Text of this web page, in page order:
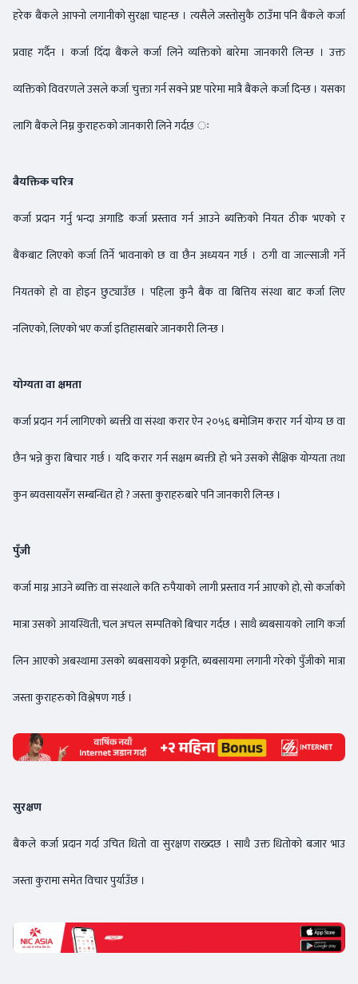
हरेक बैंकले आफ्नो लगानीको सुरक्षा चाहन्छ । त्यसैले जस्तोसुकै ठाउँमा पनि बैंकले कर्जा
प्रवाह गर्दैन । कर्जा दिँदा बैंकले कर्जा लिने व्यक्तिको बारेमा जानकारी लिन्छ । उक्त
व्यक्तिको विवरणले उसले कर्जा चुक्ता गर्न सक्ने प्रष्ट पारेमा मात्रै बैंकले कर्जा दिन्छ । यसका
लागि बैंकले निम्न कुराहरुको जानकारी लिने गर्दछ ः
बैयक्तिक चरित्र
कर्जा प्रदान गर्नु भन्दा अगाडि कर्जा प्रस्ताव गर्न आउने ब्यक्तिको नियत ठीक भएको र
बैंकबाट लिएको कर्जा तिर्ने भावनाको छ वा छैन अध्ययन गर्छ । ठगी वा जाल्साजी गर्ने
नियतको हो वा होइन छुट्याउँछ । पहिला कुनै बैंक वा बित्तिय संस्था बाट कर्जा लिए
नलिएको, लिएको भए कर्जा इतिहासबारे जानकारी लिन्छ ।
योग्यता वा क्षमता
कर्जा प्रदान गर्न लागिएको ब्यक्ती वा संस्था करार ऐन २०५६ बमोजिम करार गर्न योग्य छ वा
छैन भन्ने कुरा बिचार गर्छ । यदि करार गर्न सक्षम ब्यक्ती हो भने उसको सैक्षिक योग्यता तथा
कुन ब्यवसायसँग सम्बन्धित हो ? जस्ता कुराहरुबारे पनि जानकारी लिन्छ ।
पुँजी
कर्जा माग्न आउने ब्यक्ति वा संस्थाले कति रुपैयाको लागी प्रस्ताव गर्न आएको हो, सो कर्जाको
मात्रा उसको आयस्थिती, चल अचल सम्पतिको बिचार गर्दछ । साथै ब्यबसायको लागि कर्जा
लिन आएको अबस्थामा उसको ब्यबसायको प्रकृति, ब्यबसायमा लगानी गरेको पुँजीको मात्रा
जस्ता कुराहरुको विश्लेषण गर्छ ।
सुरक्षण
बैंकले कर्जा प्रदान गर्दा उचित धितो वा सुरक्षण राख्दछ । साथै उक्त धितोको बजार भाउ
जस्ता कुरामा समेत विचार पुर्याउँछ ।